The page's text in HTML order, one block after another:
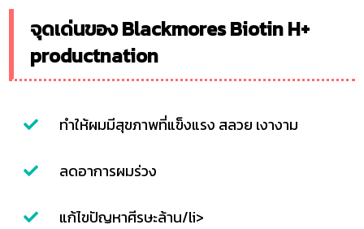
จุดเด่นของ Blackmores Biotin H+
productnation
ทำให้ผมมีสุขภาพที่แข็งแรง สลวย เงางาม
ลดอาการผมร่วง
แก้ไขปัญหาศีรษะล้าน/li>